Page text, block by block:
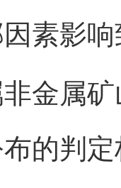
素影
属矿
的判